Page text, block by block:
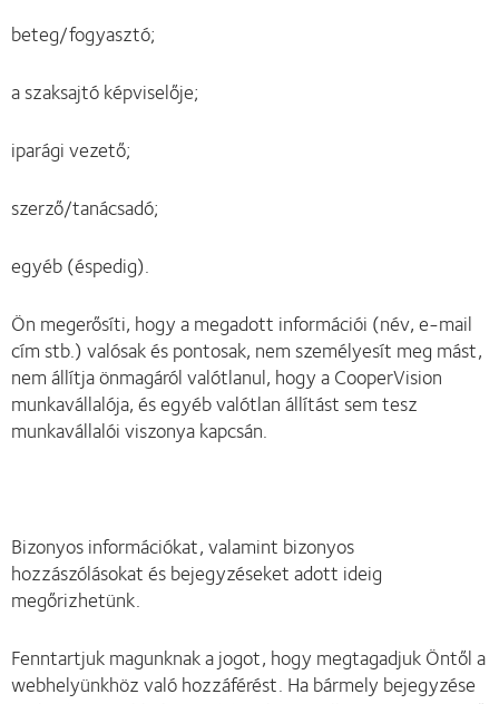
beteg/fogyasztó;
a szaksajtó képviselője;
iparági vezető;
szerző/tanácsadó;
egyéb (éspedig).
Ön megerősíti, hogy a megadott információi (név, e-mail
cím stb.) valósak és pontosak, nem személyesít meg mást,
nem állítja önmagáról valótlanul, hogy a CooperVision
munkavállalója, és egyéb valótlan állítást sem tesz
munkavállalói viszonya kapcsán.
Bizonyos információkat, valamint bizonyos
hozzászólásokat és bejegyzéseket adott ideig
megőrizhetünk.
Fenntartjuk magunknak a jogot, hogy megtagadjuk Öntől a
webhelyünkhöz való hozzáférést. Ha bármely bejegyzése